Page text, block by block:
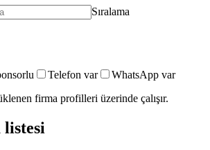
Sıralama
Telefon var
WhatsApp var
firma profilleri üzerinde çalışır.